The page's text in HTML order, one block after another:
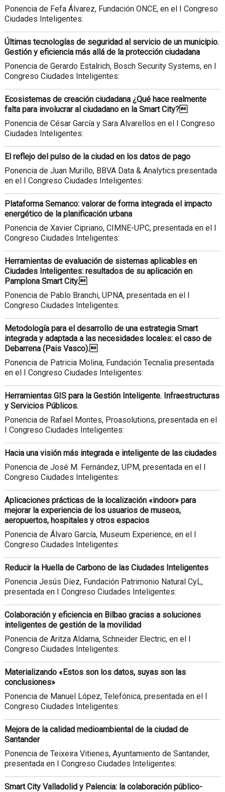
Ponencia de Fefa Álvarez, Fundación ONCE, en el I Congreso
Ciudades Inteligentes:
Últimas tecnologías de seguridad al servicio de un municipio.
Gestión y eficiencia más allá de la protección ciudadana
Ponencia de Gerardo Estalrich, Bosch Security Systems, en I
Congreso Ciudades Inteligentes:
Ecosistemas de creación ciudadana ¿Qué hace realmente
falta para involucrar al ciudadano en la Smart City?
Ponencia de César García y Sara Alvarellos en el I Congreso
Ciudades Inteligentes:
El reflejo del pulso de la ciudad en los datos de pago
Ponencia de Juan Murillo, BBVA Data & Analytics presentada
en el I Congreso Ciudades Inteligentes:
Plataforma Semanco: valorar de forma integrada el impacto
energético de la planificación urbana
Ponencia de Xavier Cipriano, CIMNE-UPC, presentada en el I
Congreso Ciudades Inteligentes:
Herramientas de evaluación de sistemas aplicables en
Ciudades Inteligentes: resultados de su aplicación en
Pamplona Smart City.
Ponencia de Pablo Branchi, UPNA, presentada en el I
Congreso Ciudades Inteligentes:
Metodología para el desarrollo de una estrategia Smart
integrada y adaptada a las necesidades locales: el caso de
Debarrena (Pais Vasco).
Ponencia de Patricia Molina, Fundación Tecnalia presentada
en el I Congreso Ciudades Inteligentes:
Herramientas GIS para la Gestión Inteligente. Infraestructuras
y Servicios Públicos.
Ponencia de Rafael Montes, Proasolutions, presentada en el
I Congreso Ciudades Inteligentes:
Hacia una visión más integrada e inteligente de las ciudades
Ponencia de José M. Fernández, UPM, presentada en el I
Congreso Ciudades Inteligentes:
Aplicaciones prácticas de la localización «indoor» para
mejorar la experiencia de los usuarios de museos,
aeropuertos, hospitales y otros espacios
Ponencia de Álvaro García, Museum Experience, en el I
Congreso Ciudades Inteligentes:
Reducir la Huella de Carbono de las Ciudades Inteligentes
Ponencia Jesús Díez, Fundación Patrimonio Natural CyL,
presentada en I Congreso Ciudades Inteligentes:
Colaboración y eficiencia en Bilbao gracias a soluciones
inteligentes de gestión de la movilidad
Ponencia de Aritza Aldama, Schneider Electric, en el I
Congreso Ciudades Inteligentes:
Materializando «Estos son los datos, suyas son las
conclusiones»
Ponencia de Manuel López, Telefónica, presentada en el I
Congreso Ciudades Inteligentes:
Mejora de la calidad medioambiental de la ciudad de
Santander
Ponencia de Teixeira Vitienes, Ayuntamiento de Santander,
presentada en I Congreso Ciudades Inteligentes:
Smart City Valladolid y Palencia: la colaboración público-